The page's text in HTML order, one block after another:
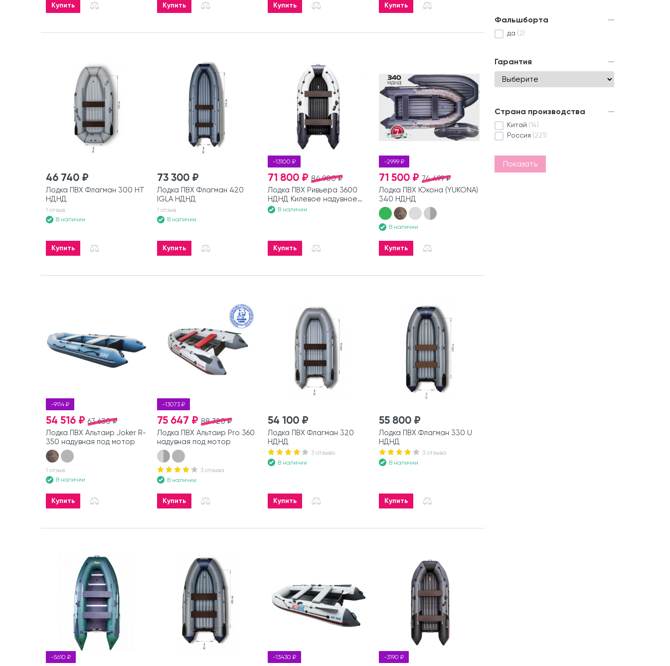
Купить Купить Купить Купить
46 740 ₽
Лодка ПВХ Флагман 300 HT
НДНД
1 отзыв
В наличии
Купить
73 300 ₽
Лодка ПВХ Флагман 420
IGLA НДНД
1 отзыв
В наличии
Купить
-13100 ₽
84 900 ₽
71 800 ₽
Лодка ПВХ Ривьера 3600
НДНД Килевое надувное
дноВ наличии
Купить
-2999 ₽
74 499 ₽
71 500 ₽
Лодка ПВХ Юкона (YUKONA)
340 НДНД
В наличии
Купить
-9114 ₽
63 630 ₽
54 516 ₽
Лодка ПВХ Альтаир Joker R-
350 надувная под мотор
1 отзыв
В наличии
Купить
-13073 ₽
88 720 ₽
75 647 ₽
Лодка ПВХ Альтаир Pro 360
надувная под мотор
3 отзыва
В наличии
Купить
54 100 ₽
Лодка ПВХ Флагман 320
НДНД
3 отзыва
В наличии
Купить
55 800 ₽
Лодка ПВХ Флагман 330 U
НДНД
3 отзыва
В наличии
Купить
-5610 ₽ -13430 ₽ -3190 ₽
Фальшборта
да (2)
Гарантия
Страна производства
Китай (14)
Россия (221)
Показать